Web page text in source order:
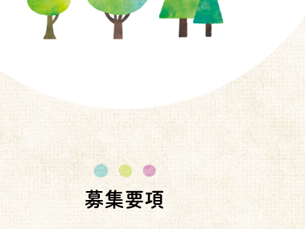
募集要項